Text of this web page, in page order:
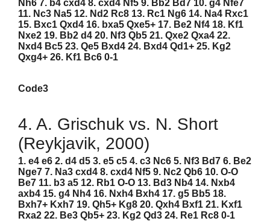
Nh6 7. b4 cxd4 8. cxd4 Nf5 9. Bb2 Bd7 10. g4 Nfe7
11. Nc3 Na5 12. Nd2 Rc8 13. Rc1 Ng6 14. Na4 Rxc1
15. Bxc1 Qxd4 16. bxa5 Qxe5+ 17. Be2 Nf4 18. Kf1
Nxe2 19. Bb2 d4 20. Nf3 Qb5 21. Qxe2 Qxa4 22.
Nxd4 Bc5 23. Qe5 Bxd4 24. Bxd4 Qd1+ 25. Kg2
Qxg4+ 26. Kf1 Bc6 0-1
Code3
4. A. Grischuk vs. N. Short
(Reykjavik, 2000)
1. e4 e6 2. d4 d5 3. e5 c5 4. c3 Nc6 5. Nf3 Bd7 6. Be2
Nge7 7. Na3 cxd4 8. cxd4 Nf5 9. Nc2 Qb6 10. O-O
Be7 11. b3 a5 12. Rb1 O-O 13. Bd3 Nb4 14. Nxb4
axb4 15. g4 Nh4 16. Nxh4 Bxh4 17. g5 Bb5 18.
Bxh7+ Kxh7 19. Qh5+ Kg8 20. Qxh4 Bxf1 21. Kxf1
Rxa2 22. Be3 Qb5+ 23. Kg2 Qd3 24. Re1 Rc8 0-1